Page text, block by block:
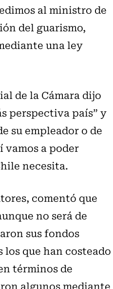
al ministro de
del guarismo,
una ley
de la Cámara dijo
perspectiva país” y
su empleador o de
vamos a poder
necesita.
comentó que
no será de
sus fondos
que han costeado
términos de
algunos mediante